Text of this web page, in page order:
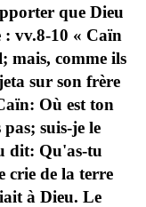
que Dieu
: vv.8-10 « Caïn
mais, comme ils
sur son frère
Où est ton
suis-je le
dit: Qu'as-tu
crie de la terre
à Dieu. Le